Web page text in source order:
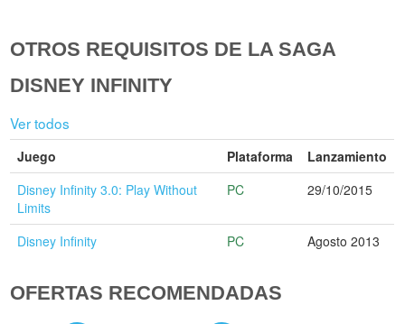
OTROS REQUISITOS DE LA SAGA
DISNEY INFINITY
Ver todos
Juego Plataforma
Lanzamiento
Disney Infinity 3.0: Play Without
Limits
PC 29/10/2015
Disney Infinity PC Agosto 2013
OFERTAS RECOMENDADAS